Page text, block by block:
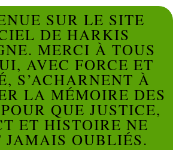
SUR LE SITE
DE HARKIS
MERCI À TOUS
AVEC FORCE ET
S’ACHARNENT À
LA MÉMOIRE DES
QUE JUSTICE,
ET HISTOIRE NE
JAMAIS OUBLIÉS.